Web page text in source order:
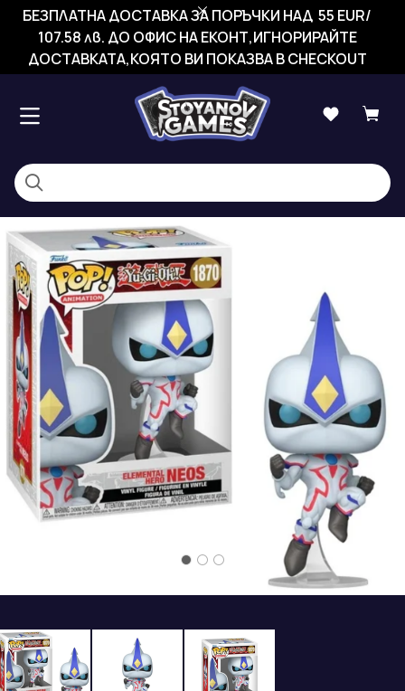
БЕЗПЛАТНА ДОСТАВКА ЗА ПОРЪЧКИ НАД 55 EUR/
107.58 лв. ДО ОФИС НА ЕКОНТ,ИГНОРИРАЙТЕ
ДОСТАВКАТА,КОЯТО ВИ ПОКАЗВА В CHECKOUT